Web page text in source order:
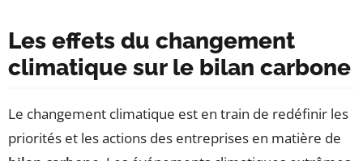
Les effets du changement
climatique sur le bilan carbone
Le changement climatique est en train de redéfinir les
priorités et les actions des entreprises en matière de